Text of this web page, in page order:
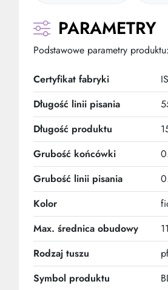
PARAMETRY
Podstawowe parametry produktu:
Certyfikat fabryki
Długość linii pisania
Długość produktu
Grubość końcówki
Grubość linii pisania
Kolor
Max. średnica obudowy
Rodzaj tuszu
Symbol produktu